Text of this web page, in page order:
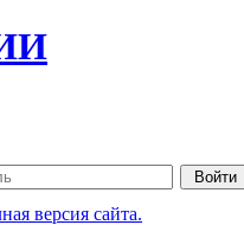
версия сайта.